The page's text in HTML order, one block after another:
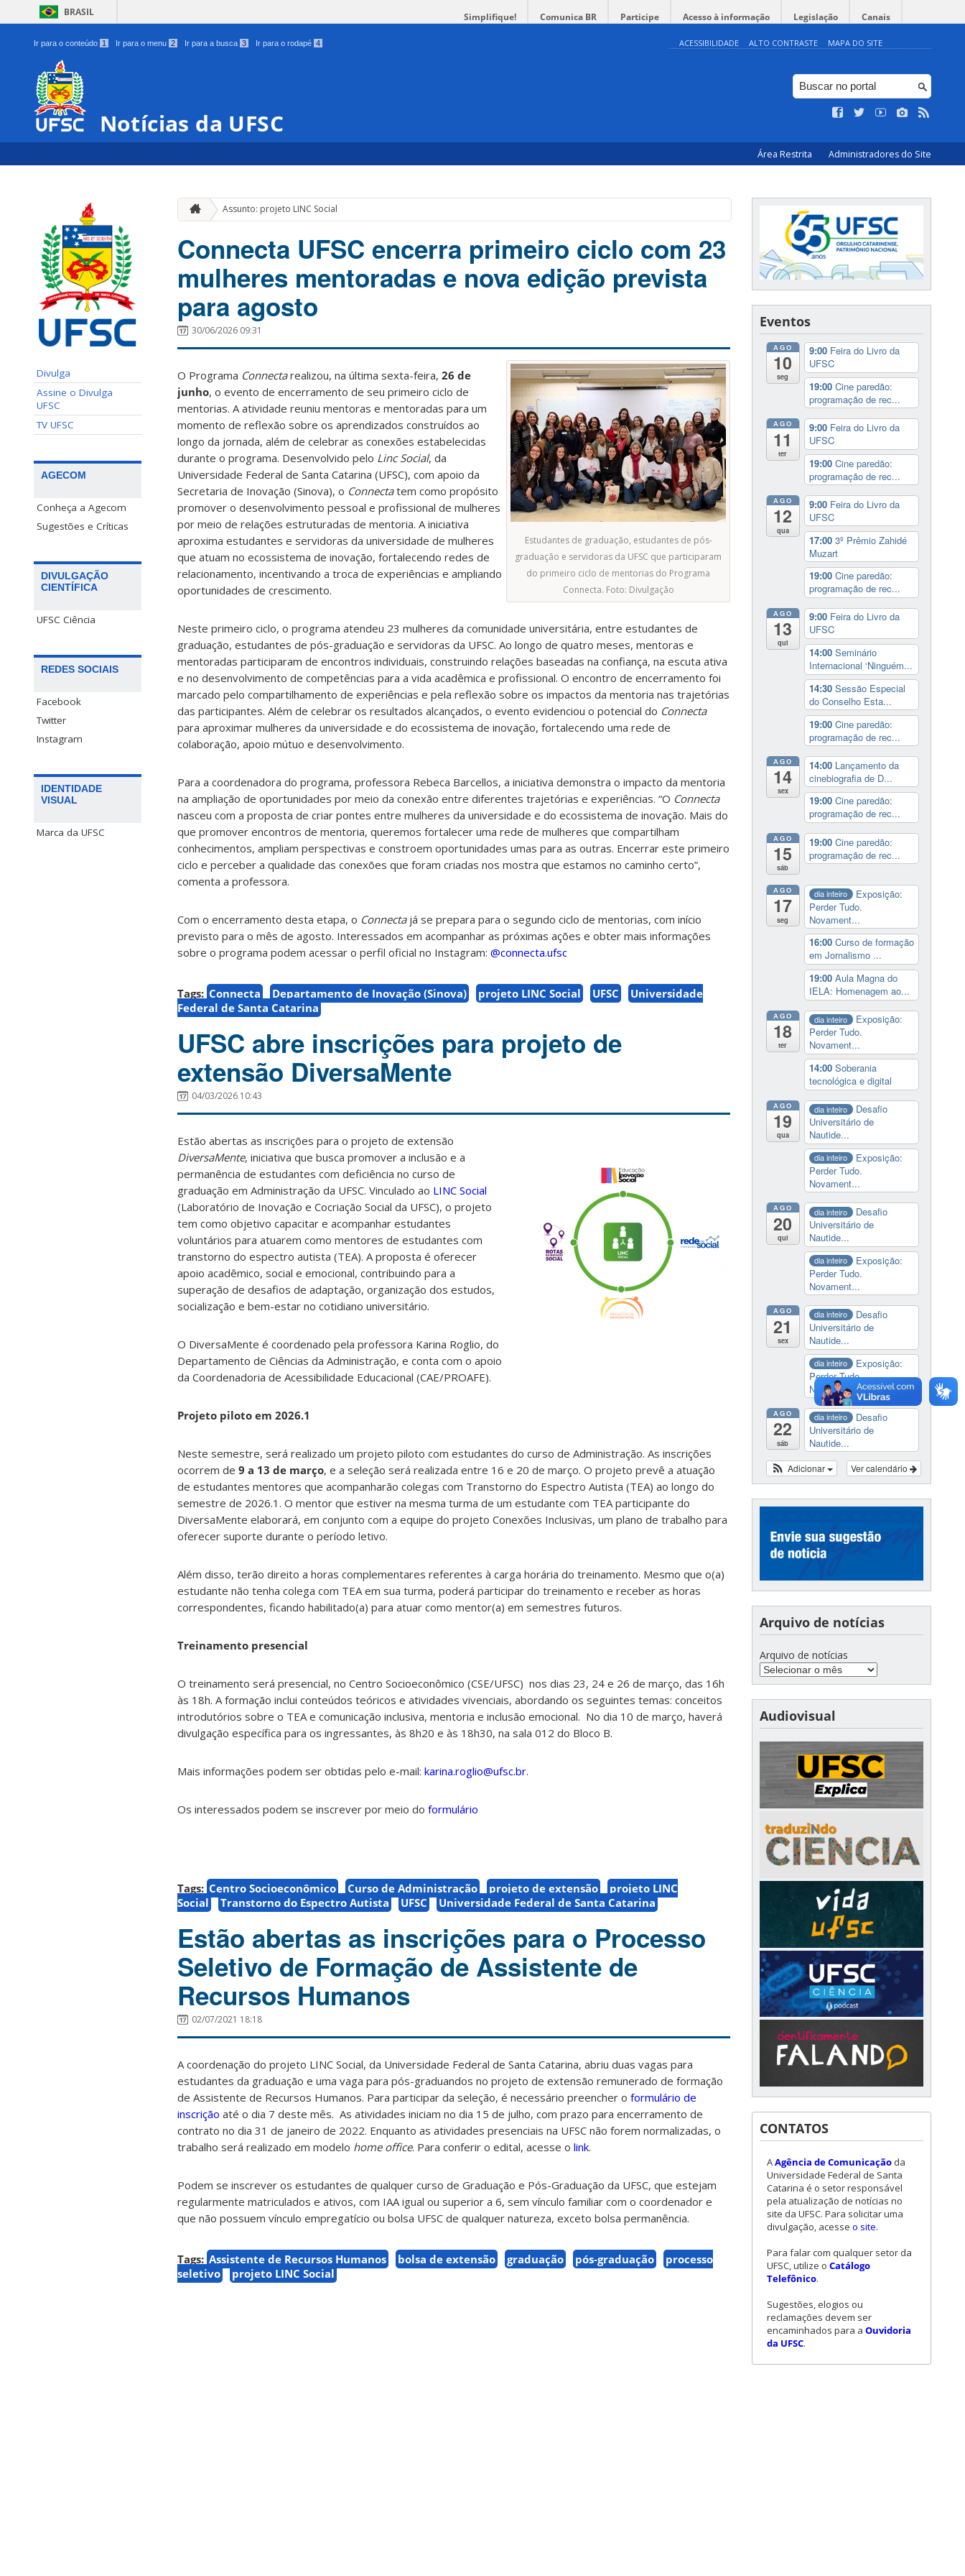
BRASIL Simplifique! Comunica BR Participe Acesso à informação Legislação Canais
Ir para o conteúdo 1 Ir para o menu 2 Ir para a busca 3 Ir para o rodapé 4 ACESSIBILIDADE ALTO CONTRASTE MAPA DO SITE
Notícias da UFSC
Área Restrita Administradores do Site
Divulga
Assine o Divulga
UFSC
TV UFSC
AGECOM
Conheça a Agecom
Sugestões e Críticas
DIVULGAÇÃO
CIENTÍFICA
UFSC Ciência
REDES SOCIAIS
Facebook
Twitter
Instagram
IDENTIDADE
VISUAL
Marca da UFSC
Assunto: projeto LINC Social
Connecta UFSC encerra primeiro ciclo com 23
mulheres mentoradas e nova edição prevista
para agosto
30/06/2026 09:31
Estudantes de graduação, estudantes de pós-
graduação e servidoras da UFSC que participaram
do primeiro ciclo de mentorias do Programa
Connecta. Foto: Divulgação
O Programa Connectarealizou, na última sexta-feira, 26 de
junho, o evento de encerramento de seu primeiro ciclo de
mentorias. A atividade reuniu mentoras e mentoradas para um
momento de reflexão sobre os aprendizados construídos ao
longo da jornada, além de celebrar as conexões estabelecidas
durante o programa. Desenvolvido pelo Linc Social, da
Universidade Federal de Santa Catarina (UFSC), com apoio da
Secretaria de Inovação (Sinova), o Connectatem como propósito
promover o desenvolvimento pessoal e profissional de mulheres
por meio de relações estruturadas de mentoria. A iniciativa
aproxima estudantes e servidoras da universidade de mulheres
que atuam no ecossistema de inovação, fortalecendo redes de
relacionamento, incentivando a troca de experiências e ampliando
oportunidades de crescimento.
Neste primeiro ciclo, o programa atendeu 23 mulheres da comunidade universitária, entre estudantes de
graduação, estudantes de pós-graduação e servidoras da UFSC. Ao longo de quatro meses, mentoras e
mentoradas participaram de encontros individuais, construindo relações baseadas na confiança, na escuta ativa
e no desenvolvimento de competências para a vida acadêmica e profissional. O encontro de encerramento foi
marcado pelo compartilhamento de experiências e pela reflexão sobre os impactos da mentoria nas trajetórias
das participantes. Além de celebrar os resultados alcançados, o evento evidenciou o potencial do Connecta
para aproximar mulheres da universidade e do ecossistema de inovação, fortalecendo uma rede de
colaboração, apoio mútuo e desenvolvimento.
Para a coordenadora do programa, professora Rebeca Barcellos, a iniciativa demonstra o impacto da mentoria
na ampliação de oportunidades por meio da conexão entre diferentes trajetórias e experiências. “O Connecta
nasceu com a proposta de criar pontes entre mulheres da universidade e do ecossistema de inovação. Mais do
que promover encontros de mentoria, queremos fortalecer uma rede de mulheres que compartilham
conhecimentos, ampliam perspectivas e constroem oportunidades umas para as outras. Encerrar este primeiro
ciclo e perceber a qualidade das conexões que foram criadas nos mostra que estamos no caminho certo”,
comenta a professora.
Com o encerramento desta etapa, o Connectajá se prepara para o segundo ciclo de mentorias, com início
previsto para o mês de agosto. Interessados em acompanhar as próximas ações e obter mais informações
sobre o programa podem acessar o perfil oficial no Instagram: @connecta.ufsc
Tags: Connecta Departamento de Inovação (Sinova) projeto LINC Social UFSC
Universidade
Federal de Santa Catarina
UFSC abre inscrições para projeto de
extensão DiversaMente
04/03/2026 10:43
Estão abertas as inscrições para o projeto de extensão
DiversaMente, iniciativa que busca promover a inclusão e a
permanência de estudantes com deficiência no curso de
graduação em Administração da UFSC. Vinculado ao LINC Social
(Laboratório de Inovação e Cocriação Social da UFSC), o projeto
tem como objetivo capacitar e acompanhar estudantes
voluntários para atuarem como mentores de estudantes com
transtorno do espectro autista (TEA). A proposta é oferecer
apoio acadêmico, social e emocional, contribuindo para a
superação de desafios de adaptação, organização dos estudos,
socialização e bem-estar no cotidiano universitário.
O DiversaMente é coordenado pela professora Karina Roglio, do
Departamento de Ciências da Administração, e conta com o apoio
da Coordenadoria de Acessibilidade Educacional (CAE/PROAFE).
Projeto piloto em 2026.1
Neste semestre, será realizado um projeto piloto com estudantes do curso de Administração. As inscrições
ocorrem de 9 a 13 de março, e a seleção será realizada entre 16 e 20 de março. O projeto prevê a atuação
de estudantes mentores que acompanharão colegas com Transtorno do Espectro Autista (TEA) ao longo do
semestre de 2026.1. O mentor que estiver na mesma turma de um estudante com TEA participante do
DiversaMente elaborará, em conjunto com a equipe do projeto Conexões Inclusivas, um plano de trabalho para
oferecer suporte durante o período letivo.
Além disso, terão direito a horas complementares referentes à carga horária do treinamento. Mesmo que o(a)
estudante não tenha colega com TEA em sua turma, poderá participar do treinamento e receber as horas
correspondentes, ficando habilitado(a) para atuar como mentor(a) em semestres futuros.
Treinamento presencial
O treinamento será presencial, no Centro Socioeconômico (CSE/UFSC) nos dias 23, 24 e 26 de março, das 16h
às 18h. A formação inclui conteúdos teóricos e atividades vivenciais, abordando os seguintes temas: conceitos
introdutórios sobre o TEA e comunicação inclusiva, mentoria e inclusão emocional. No dia 10 de março, haverá
divulgação específica para os ingressantes, às 8h20 e às 18h30, na sala 012 do Bloco B.
Mais informações podem ser obtidas pelo e-mail: karina.roglio@ufsc.br.
Os interessados podem se inscrever por meio do formulário
Tags: Centro Socioeconômico Curso de Administração projeto de extensão
projeto LINC
Social
Transtorno do Espectro Autista UFSC Universidade Federal de Santa Catarina
Estão abertas as inscrições para o Processo
Seletivo de Formação de Assistente de
Recursos Humanos
02/07/2021 18:18
A coordenação do projeto LINC Social, da Universidade Federal de Santa Catarina, abriu duas vagas para
estudantes da graduação e uma vaga para pós-graduandos no projeto de extensão remunerado de formação
de Assistente de Recursos Humanos. Para participar da seleção, é necessário preencher o formulário de
inscrição até o dia 7 deste mês. As atividades iniciam no dia 15 de julho, com prazo para encerramento de
contrato no dia 31 de janeiro de 2022. Enquanto as atividades presenciais na UFSC não forem normalizadas, o
trabalho será realizado em modelo home office. Para conferir o edital, acesse o link.
Podem se inscrever os estudantes de qualquer curso de Graduação e Pós-Graduação da UFSC, que estejam
regularmente matriculados e ativos, com IAA igual ou superior a 6, sem vínculo familiar com o coordenador e
que não possuem vínculo empregatício ou bolsa UFSC de qualquer natureza, exceto bolsa permanência.
Tags: Assistente de Recursos Humanos bolsa de extensão graduação pós-graduação
processo
seletivo
projeto LINC Social
Eventos
AGO
10
seg
9:00 Feira do Livro da
UFSC
19:00 Cine paredão:
programação de rec...
AGO
11
ter
9:00 Feira do Livro da
UFSC
19:00 Cine paredão:
programação de rec...
AGO
12
qua
9:00 Feira do Livro da
UFSC
17:00 3º Prêmio Zahidé
Muzart
19:00 Cine paredão:
programação de rec...
AGO
13
qui
9:00 Feira do Livro da
UFSC
14:00 Seminário
Internacional ‘Ninguém...
14:30 Sessão Especial
do Conselho Esta...
19:00 Cine paredão:
programação de rec...
AGO
14
sex
14:00 Lançamento da
cinebiografia de D...
19:00 Cine paredão:
programação de rec...
AGO
15
sáb
19:00 Cine paredão:
programação de rec...
AGO
17
seg
dia inteiro
Exposição:
Perder Tudo.
Novament...
16:00 Curso de formação
em Jornalismo ...
19:00 Aula Magna do
IELA: Homenagem ao...
AGO
18
ter
dia inteiro
Exposição:
Perder Tudo.
Novament...
14:00 Soberania
tecnológica e digital
AGO
19
qua
dia inteiro
Desafio
Universitário de
Nautide...
dia inteiro
Exposição:
Perder Tudo.
Novament...
AGO
20
qui
dia inteiro
Desafio
Universitário de
Nautide...
dia inteiro
Exposição:
Perder Tudo.
Novament...
AGO
21
sex
dia inteiro
Desafio
Universitário de
Nautide...
dia inteiro
Exposição:
Perder Tudo.
Novament...
AGO
22
sáb
dia inteiro
Desafio
Universitário de
Nautide...
Ver calendário
Adicionar
Arquivo de notícias
Arquivo de notícias
Audiovisual
CONTATOS
AAgência de Comunicação da
Universidade Federal de Santa
Catarina é o setor responsável
pela atualização de notícias no
site da UFSC. Para solicitar uma
divulgação, acesse o site.
Para falar com qualquer setor da
UFSC, utilize o Catálogo
Telefônico.
Sugestões, elogios ou
reclamações devem ser
encaminhados para a Ouvidoria
da UFSC.